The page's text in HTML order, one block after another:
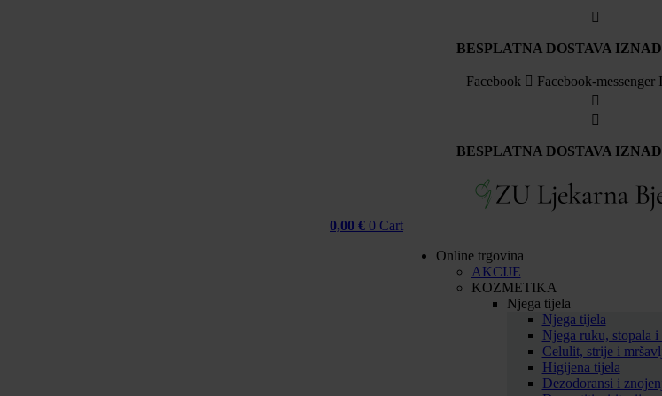
BESPLATNA DOSTAVA IZNAD
Facebook Facebook-messenger
BESPLATNA DOSTAVA IZNAD
0,00 € 0 Cart
Online trgovina
AKCIJE
KOZMETIKA
Njega tijela
Njega tijela
Njega ruku, stopala
Celulit, strije i
Higijena tijela
Dezodoransi i